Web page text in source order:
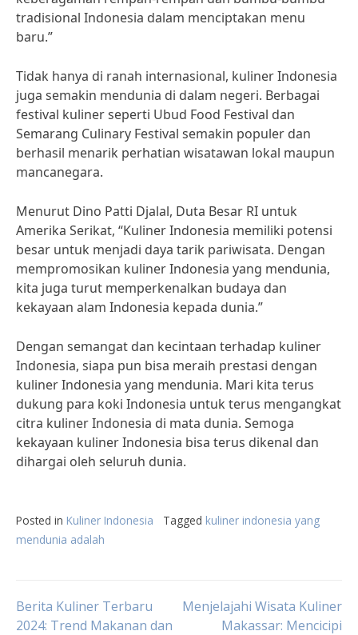
tradisional Indonesia dalam menciptakan menu
baru.”
Tidak hanya di ranah internasional, kuliner Indonesia
juga semakin mendunia di dalam negeri. Berbagai
festival kuliner seperti Ubud Food Festival dan
Semarang Culinary Festival semakin populer dan
berhasil menarik perhatian wisatawan lokal maupun
mancanegara.
Menurut Dino Patti Djalal, Duta Besar RI untuk
Amerika Serikat, “Kuliner Indonesia memiliki potensi
besar untuk menjadi daya tarik pariwisata. Dengan
mempromosikan kuliner Indonesia yang mendunia,
kita juga turut memperkenalkan budaya dan
kekayaan alam Indonesia kepada dunia.”
Dengan semangat dan kecintaan terhadap kuliner
Indonesia, siapa pun bisa meraih prestasi dengan
kuliner Indonesia yang mendunia. Mari kita terus
dukung para koki Indonesia untuk terus mengangkat
citra kuliner Indonesia di mata dunia. Semoga
kekayaan kuliner Indonesia bisa terus dikenal dan
dihargai oleh seluruh dunia.
Posted in Kuliner Indonesia Tagged kuliner indonesia yang
mendunia adalah
Post
Berita Kuliner Terbaru
2024: Trend Makanan dan
Menjelajahi Wisata Kuliner
Makassar: Mencicipi